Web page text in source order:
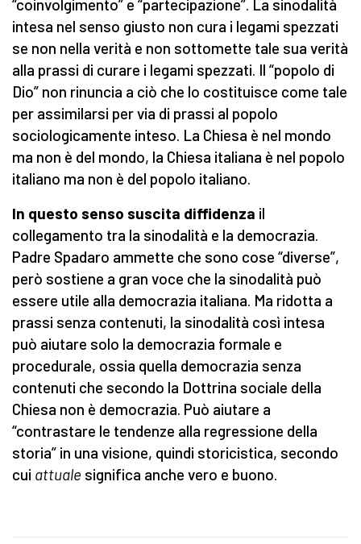
“coinvolgimento” e “partecipazione”. La sinodalità
intesa nel senso giusto non cura i legami spezzati
se non nella verità e non sottomette tale sua verità
alla prassi di curare i legami spezzati. Il “popolo di
Dio” non rinuncia a ciò che lo costituisce come tale
per assimilarsi per via di prassi al popolo
sociologicamente inteso. La Chiesa è nel mondo
ma non è del mondo, la Chiesa italiana è nel popolo
italiano ma non è del popolo italiano.
In questo senso suscita diffidenza il
collegamento tra la sinodalità e la democrazia.
Padre Spadaro ammette che sono cose “diverse”,
però sostiene a gran voce che la sinodalità può
essere utile alla democrazia italiana. Ma ridotta a
prassi senza contenuti, la sinodalità così intesa
può aiutare solo la democrazia formale e
procedurale, ossia quella democrazia senza
contenuti che secondo la Dottrina sociale della
Chiesa non è democrazia. Può aiutare a
“contrastare le tendenze alla regressione della
storia” in una visione, quindi storicistica, secondo
cui attuale significa anche vero e buono.